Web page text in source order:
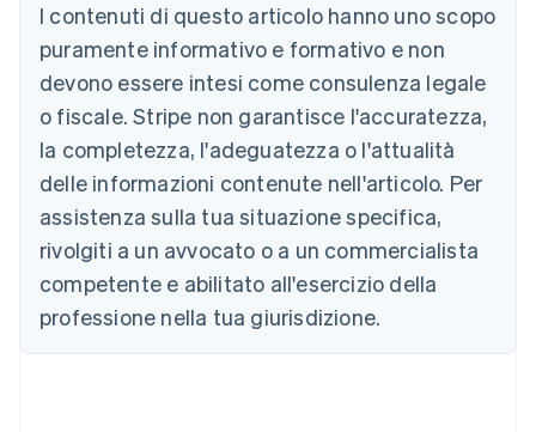
I contenuti di questo articolo hanno uno scopo
puramente informativo e formativo e non
devono essere intesi come consulenza legale
o fiscale. Stripe non garantisce l'accuratezza,
la completezza, l'adeguatezza o l'attualità
delle informazioni contenute nell'articolo. Per
assistenza sulla tua situazione specifica,
rivolgiti a un avvocato o a un commercialista
competente e abilitato all'esercizio della
professione nella tua giurisdizione.
Belgio
Nederlands FrançaisDeutschEnglish
Brasile
Português English
Bulgaria
English
Canada
EnglishFrançais
Cina continentale
简体中文
Cipro
English
Croazia
Danimarca